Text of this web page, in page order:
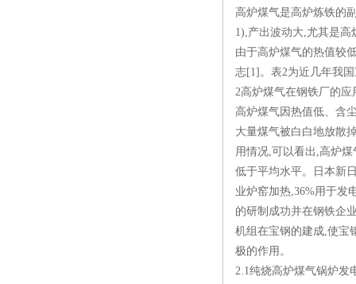
高炉煤气是高炉炼铁的
1),产出波动大,尤其是
由于高炉煤气的热值较
志[1]。表2为近几年我
2高炉煤气在钢铁厂的应
高炉煤气因热值低、含
大量煤气被白白地放散
用情况,可以看出,高炉
低于平均水平。日本新
业炉窑加热,36%用于发
的研制成功并在钢铁企
机组在宝钢的建成,使宝
极的作用。
2.1纯烧高炉煤气锅炉发